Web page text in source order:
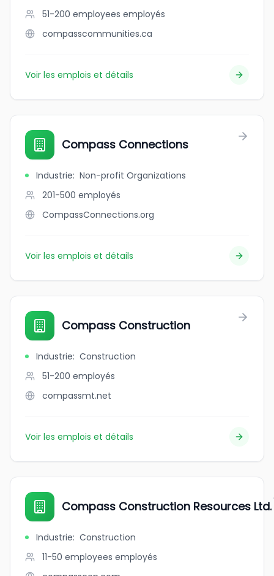
51-200 employees employés
compasscommunities.ca
Voir les emplois et détails
Compass Connections
Industrie: Non-profit Organizations
201-500 employés
CompassConnections.org
Voir les emplois et détails
Compass Construction
Industrie: Construction
51-200 employés
compassmt.net
Voir les emplois et détails
Compass Construction Resources Ltd.
Industrie: Construction
11-50 employees employés